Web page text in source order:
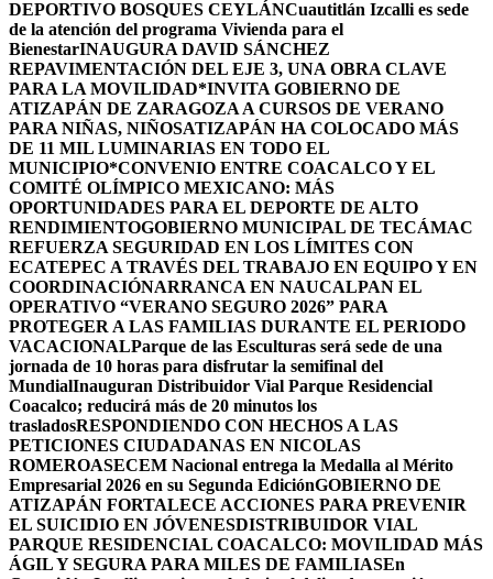
DEPORTIVO BOSQUES CEYLÁNCuautitlán Izcalli es sede
de la atención del programa Vivienda para el
BienestarINAUGURA DAVID SÁNCHEZ
REPAVIMENTACIÓN DEL EJE 3, UNA OBRA CLAVE
PARA LA MOVILIDAD*INVITA GOBIERNO DE
ATIZAPÁN DE ZARAGOZA A CURSOS DE VERANO
PARA NIÑAS, NIÑOSATIZAPÁN HA COLOCADO MÁS
DE 11 MIL LUMINARIAS EN TODO EL
MUNICIPIO*CONVENIO ENTRE COACALCO Y EL
COMITÉ OLÍMPICO MEXICANO: MÁS
OPORTUNIDADES PARA EL DEPORTE DE ALTO
RENDIMIENTOGOBIERNO MUNICIPAL DE TECÁMAC
REFUERZA SEGURIDAD EN LOS LÍMITES CON
ECATEPEC A TRAVÉS DEL TRABAJO EN EQUIPO Y EN
COORDINACIÓNARRANCA EN NAUCALPAN EL
OPERATIVO “VERANO SEGURO 2026” PARA
PROTEGER A LAS FAMILIAS DURANTE EL PERIODO
VACACIONALParque de las Esculturas será sede de una
jornada de 10 horas para disfrutar la semifinal del
MundialInauguran Distribuidor Vial Parque Residencial
Coacalco; reducirá más de 20 minutos los
trasladosRESPONDIENDO CON HECHOS A LAS
PETICIONES CIUDADANAS EN NICOLAS
ROMEROASECEM Nacional entrega la Medalla al Mérito
Empresarial 2026 en su Segunda EdiciónGOBIERNO DE
ATIZAPÁN FORTALECE ACCIONES PARA PREVENIR
EL SUICIDIO EN JÓVENESDISTRIBUIDOR VIAL
PARQUE RESIDENCIAL COACALCO: MOVILIDAD MÁS
ÁGIL Y SEGURA PARA MILES DE FAMILIASEn